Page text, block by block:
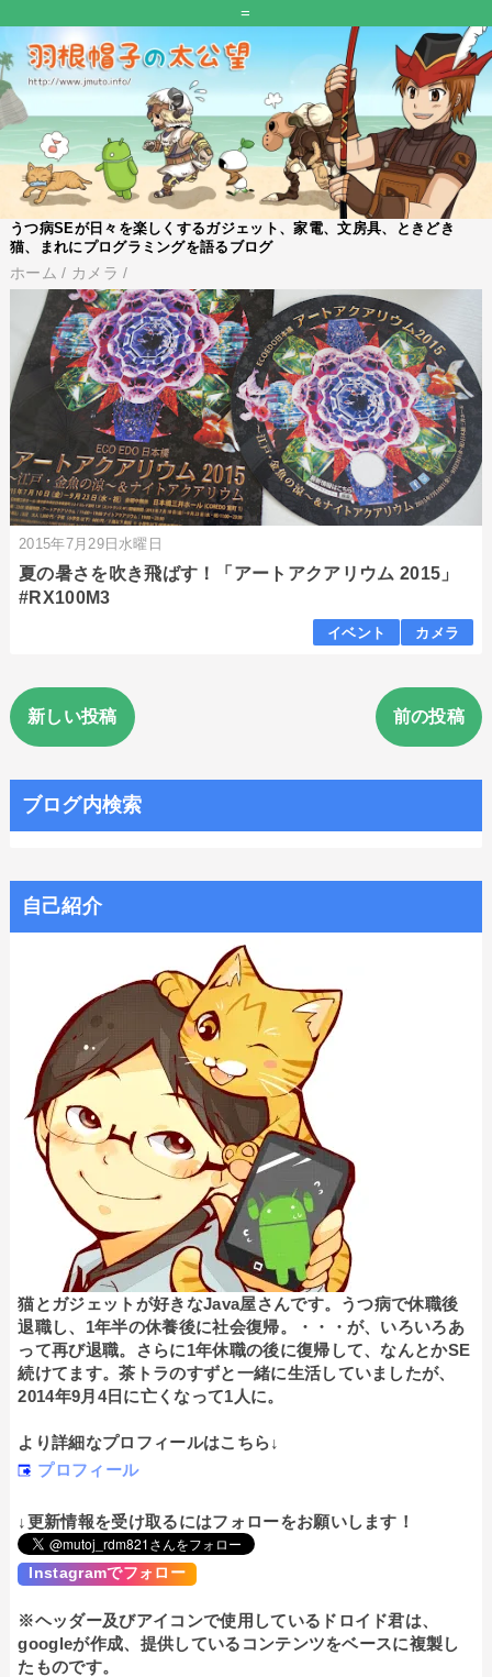
=
うつ病SEが日々を楽しくするガジェット、家電、文房具、ときどき
猫、まれにプログラミングを語るブログ
ホーム / カメラ /
2015年7月29日水曜日
夏の暑さを吹き飛ばす！「アートアクアリウム 2015」
#RX100M3
イベント カメラ
新しい投稿 前の投稿
ブログ内検索
自己紹介
猫とガジェットが好きなJava屋さんです。うつ病で休職後
退職し、1年半の休養後に社会復帰。・・・が、いろいろあ
って再び退職。さらに1年休職の後に復帰して、なんとかSE
続けてます。茶トラのすずと一緒に生活していましたが、
2014年9月4日に亡くなって1人に。
より詳細なプロフィールはこちら↓
プロフィール
↓更新情報を受け取るにはフォローをお願いします！
Instagramでフォロー
※ヘッダー及びアイコンで使用しているドロイド君は、
googleが作成、提供しているコンテンツをベースに複製し
たものです。